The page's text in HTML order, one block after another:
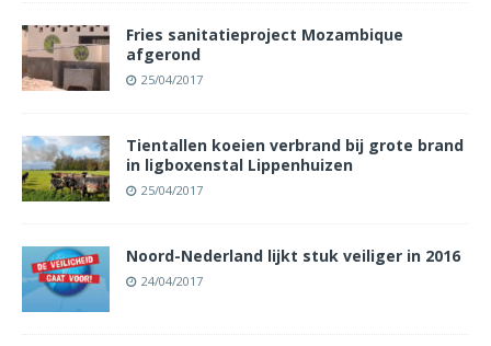
Fries sanitatieproject Mozambique
afgerond
25/04/2017
Tientallen koeien verbrand bij grote brand
in ligboxenstal Lippenhuizen
25/04/2017
Noord-Nederland lijkt stuk veiliger in 2016
24/04/2017